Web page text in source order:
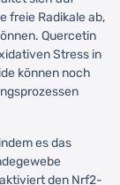
freie Radikale ab,
Quercetin
Stress in
können noch
es das
den Nrf2-